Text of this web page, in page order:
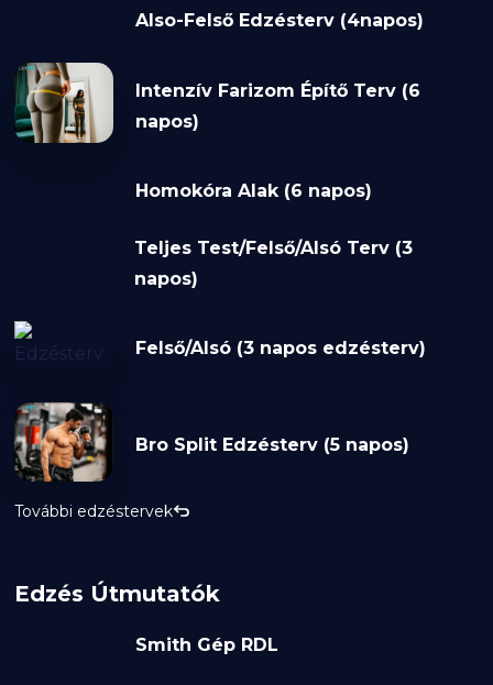
Also-Felső Edzésterv (4napos)
Intenzív Farizom Építő Terv (6
napos)
Homokóra Alak (6 napos)
Teljes Test/Felső/Alsó Terv (3
napos)
Felső/Alsó (3 napos edzésterv)
Bro Split Edzésterv (5 napos)
További edzéstervek
Edzés Útmutatók
Smith Gép RDL